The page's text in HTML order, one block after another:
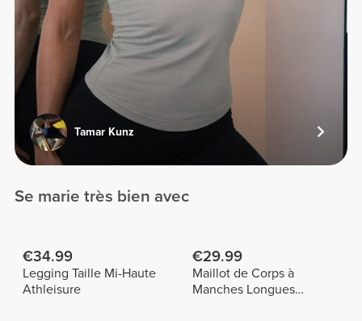
Tamar Kunz
Se marie très bien avec
€34.99
Legging Taille Mi-Haute
Athleisure
€29.99
Maillot de Corps à
Manches Longues